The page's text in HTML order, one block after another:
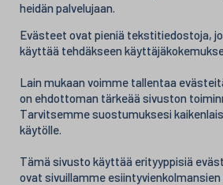
heidän palvelujaan.
Evästeet ovat pieniä tekstitiedostoja,
käyttää tehdäkseen
Lain mukaan voimme tallentaa
on ehdottoman tärkeää sivuston
Tarvitsemme suostumuksesi
käytölle.
Tämä sivusto käyttää erityyppisiä
ovat sivuillamme